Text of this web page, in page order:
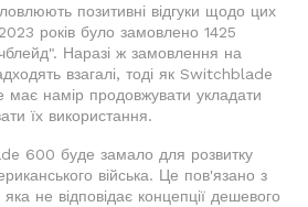
позитивні відгуки щодо цих
років було замовлено 1425
Наразі ж замовлення на
взагалі, тоді як Switchblade
намір продовжувати укладати
їх використання.
600 буде замало для розвитку
війська. Це пов'язано з
не відповідає концепції дешевого